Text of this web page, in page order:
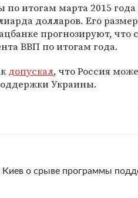
итогам марта 2015 года
долларов. Его
прогнозируют, что
ВВП по итогам года.
допускал, что Россия
Украины.
Киев о срыве программы